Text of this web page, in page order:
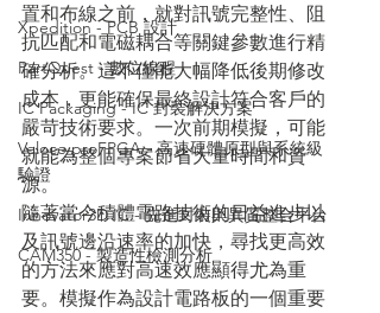
Xpedition - PCB 設計
PartQuest - 數位線程
IC Packaging - IC 封裝解決方案
Veloce proFPGA - 高速硬體原型與系統級
驗證
Innovator3D IC - 先進封裝與異質整合平台
CAM350 - 製造性檢測分析
置和布線之前，就對訊號完整性、阻
抗匹配和電磁耦合等關鍵參數進行精
確分析。這不僅能大幅降低後期修改
成本，更能確保最終設計符合客戶的
嚴苛技術要求。一次前期模擬，可能
就能為整個專案節省大量時間和資
源。
隨著當今積體電路技術的日益進步以
及訊號邊沿速率的加快，尋找更高效
的方法來應對高速效應顯得尤為重
要。模擬作為設計電路板的一個重要